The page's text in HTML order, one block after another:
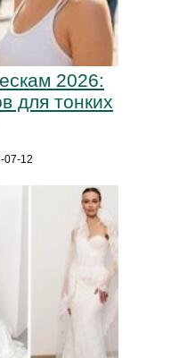
2026:
для тонких
07-12